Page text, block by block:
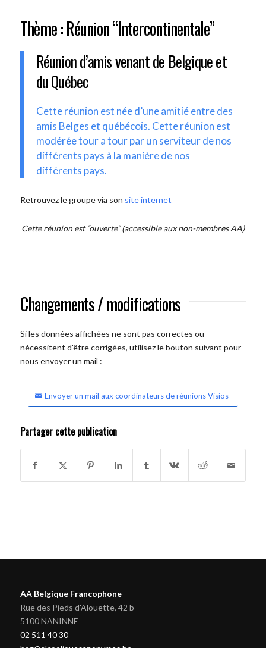
Thème : Réunion “Intercontinentale”
Réunion d’amis venant de Belgique et
du Québec
Cette réunion est née d’une amitié entre des
amis Belges et québécois. Cette réunion est
modérée tour a tour par un serviteur de nos
différents pays à la manière de nos
différents pays.
Retrouvez le groupe via son site internet
Cette réunion est “ouverte” (accessible aux non-membres AA)
Changements / modifications
Si les données affichées ne sont pas correctes ou
nécessitent d'être corrigées, utilisez le bouton suivant pour
nous envoyer un mail :
Envoyer un mail aux coordinateurs de réunions Visios
Partager cette publication
AA Belgique Francophone
Rue des Pieds d'Alouette, 42 b
5100 NANINNE
02 511 40 30